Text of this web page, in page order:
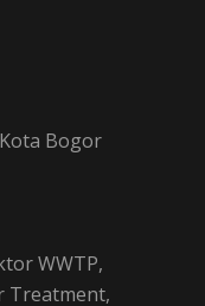
Kota Bogor
WWTP,
Treatment,